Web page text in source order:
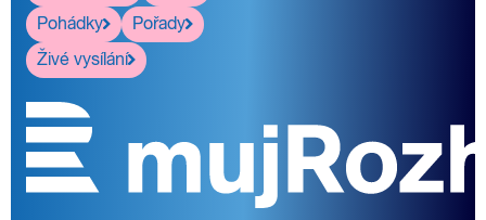
Pohádky
Pořady
Živé vysílání